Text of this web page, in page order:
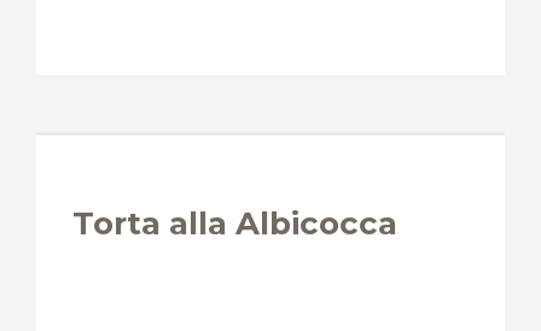
Torta alla Albicocca